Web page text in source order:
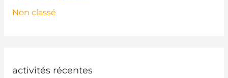
Non classé
activités récentes